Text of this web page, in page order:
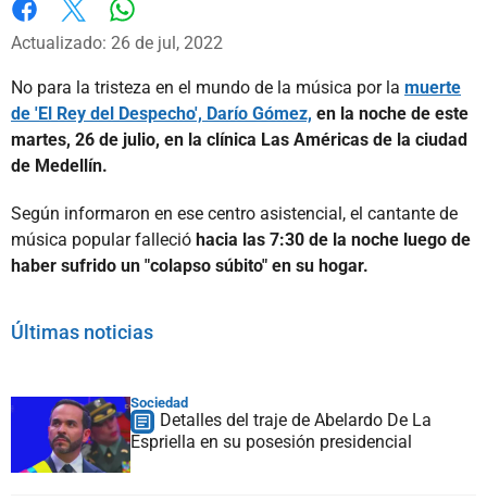
Facebook
X
Actualizado: 26 de jul, 2022
No para la tristeza en el mundo de la música por la muerte
de 'El Rey del Despecho', Darío Gómez, en la noche de este
martes, 26 de julio, en la clínica Las Américas de la ciudad
de Medellín.
Según informaron en ese centro asistencial, el cantante de
música popular falleció hacia las 7:30 de la noche luego de
haber sufrido un "colapso súbito" en su hogar.
Últimas noticias
Sociedad
Detalles del traje de Abelardo De La
Espriella en su posesión presidencial